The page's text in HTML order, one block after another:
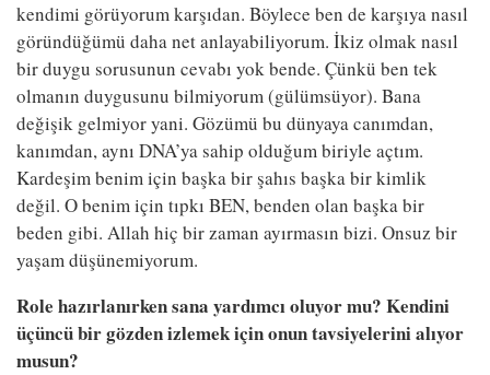
kendimi görüyorum karşıdan. Böylece ben de karşıya nasıl
göründüğümü daha net anlayabiliyorum. İkiz olmak nasıl
bir duygu sorusunun cevabı yok bende. Çünkü ben tek
olmanın duygusunu bilmiyorum (gülümsüyor). Bana
değişik gelmiyor yani. Gözümü bu dünyaya canımdan,
kanımdan, aynı DNA’ya sahip olduğum biriyle açtım.
Kardeşim benim için başka bir şahıs başka bir kimlik
değil. O benim için tıpkı BEN, benden olan başka bir
beden gibi. Allah hiç bir zaman ayırmasın bizi. Onsuz bir
yaşam düşünemiyorum.
Role hazırlanırken sana yardımcı oluyor mu? Kendini
üçüncü bir gözden izlemek için onun tavsiyelerini alıyor
musun?